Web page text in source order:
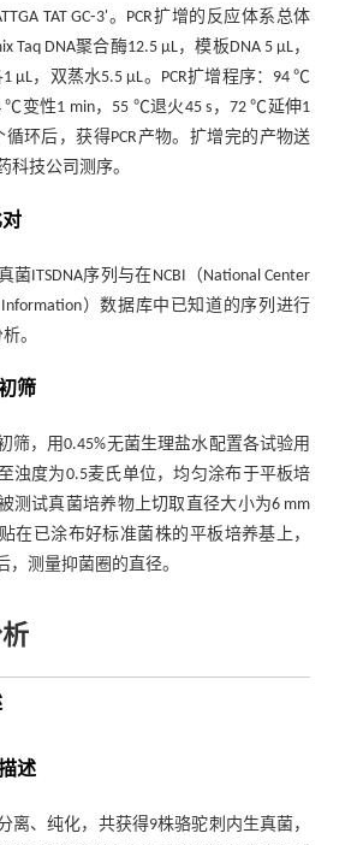
TAT GC⁃3'。PCR扩增的反应体系总体
Taq DNA聚合酶12.5 μL，模板DNA 5 μL，
1 μL，双蒸水5.5 μL。PCR扩增程序：94 ℃
℃变性1 min，55 ℃退火45 s，72 ℃延伸1
循环后，获得PCR产物。扩增完的产物送
科技公司测序。
对
ITSDNA序列与在NCBI（National Center
Information）数据库中已知道的序列进行
。
筛
筛，用0.45%无菌生理盐水配置各试验用
浊度为0.5麦氏单位，均匀涂布于平板培
测试真菌培养物上切取直径大小为6 mm
在已涂布好标准菌株的平板培养基上，
，测量抑菌圈的直径。
述
离、纯化，共获得9株骆驼刺内生真菌，